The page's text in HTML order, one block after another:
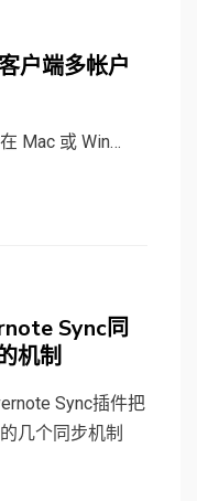
户端多帐户
Mac 或 Win…
Sync同
机制
Sync插件把
几个同步机制